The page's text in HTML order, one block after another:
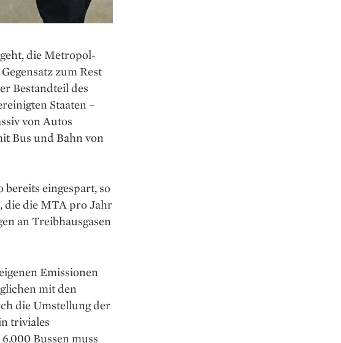
die Metro­pol­
zum Rest
Bestandteil des
Staaten –
von Autos
Bus und Bahn von
eingespart, so
die die MTA pro Jahr
an Treibhausgasen
Emissionen
mit den
die ­Umstellung der
triviales
Bussen muss